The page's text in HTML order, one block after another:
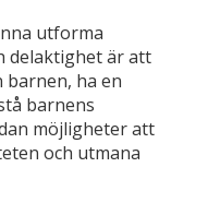
utforma
delaktighet är att
barnen, ha en
barnens
möjligheter att
och utmana